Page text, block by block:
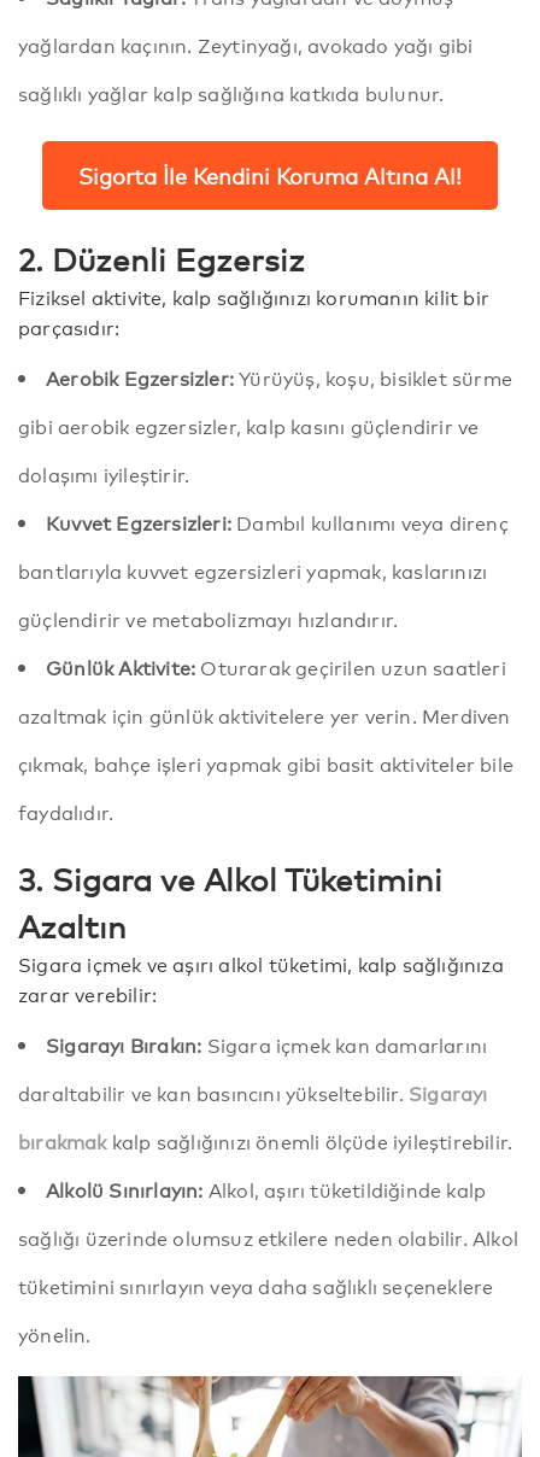
yağlardan kaçının. Zeytinyağı, avokado yağı gibi
sağlıklı yağlar kalp sağlığına katkıda bulunur.
Sigorta İle Kendini Koruma Altına Al!
2. Düzenli Egzersiz
Fiziksel aktivite, kalp sağlığınızı korumanın kilit bir
parçasıdır:
Aerobik Egzersizler:Yürüyüş, koşu, bisiklet sürme
gibi aerobik egzersizler, kalp kasını güçlendirir ve
dolaşımı iyileştirir.
Kuvvet Egzersizleri: Dambıl kullanımı veya direnç
bantlarıyla kuvvet egzersizleri yapmak, kaslarınızı
güçlendirir ve metabolizmayı hızlandırır.
Günlük Aktivite: Oturarak geçirilen uzun saatleri
azaltmak için günlük aktivitelere yer verin. Merdiven
çıkmak, bahçe işleri yapmak gibi basit aktiviteler bile
faydalıdır.
3. Sigara ve Alkol Tüketimini
Azaltın
Sigara içmek ve aşırı alkol tüketimi, kalp sağlığınıza
zarar verebilir:
Sigarayı Bırakın: Sigara içmek kan damarlarını
daraltabilir ve kan basıncını yükseltebilir. Sigarayı
bırakmakkalp sağlığınızı önemli ölçüde iyileştirebilir.
Alkolü Sınırlayın: Alkol, aşırı tüketildiğinde kalp
sağlığı üzerinde olumsuz etkilere neden olabilir. Alkol
tüketimini sınırlayın veya daha sağlıklı seçeneklere
yönelin.